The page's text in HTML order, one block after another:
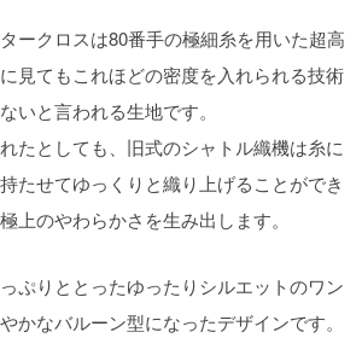
ークロスは80番手の極細糸を用いた超高
見てもこれほどの密度を入れられる技術
いと言われる生地です。
たとしても、旧式のシャトル織機は糸に
たせてゆっくりと織り上げることができ
上のやわらかさを生み出します。
ぷりととったゆったりシルエットのワン
かなバルーン型になったデザインです。